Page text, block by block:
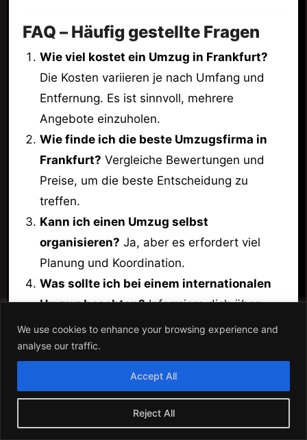
We use cookies to enhance your browsing experience and
analyse our traffic.
Reject All
Accept All
FAQ – Häufig gestellte Fragen
Wie viel kostet ein Umzug in Frankfurt?
Die Kosten variieren je nach Umfang und
Entfernung. Es ist sinnvoll, mehrere
Angebote einzuholen.
Wie finde ich die beste Umzugsfirma in
Frankfurt? Vergleiche Bewertungen und
Preise, um die beste Entscheidung zu
treffen.
Kann ich einen Umzug selbst
organisieren? Ja, aber es erfordert viel
Planung und Koordination.
Was sollte ich bei einem internationalen
Umzug beachten?Informiere dich über
Zollbestimmungen und plane weit im
Voraus.
Welche Versicherungen benötige ich
Eine Transport- und
Haftpflichtversicherung ist empfehlenswert.
Bietet jede Umzugsfirma Lagerung an?